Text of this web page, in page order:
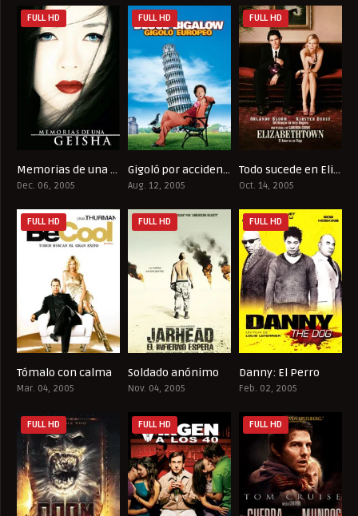
7.3
FULL HD
Memorias de una geisha
Dec. 06, 2005
4.7
FULL HD
Gigoló por accidente en Europa
Aug. 12, 2005
6.3
FULL HD
Todo sucede en Elizabethtown
Oct. 14, 2005
5.6
FULL HD
Tómalo con calma
Mar. 04, 2005
FULL HD
Soldado anónimo
Nov. 04, 2005
FULL HD
Danny: El Perro
Feb. 02, 2005
FULL HD FULL HD FULL HD